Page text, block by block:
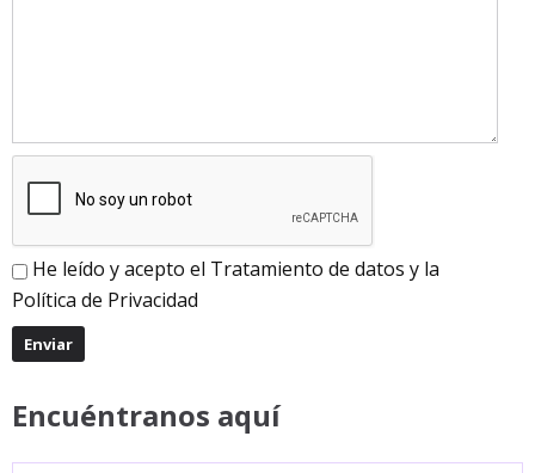
He leído y acepto el Tratamiento de datos y la
Política de Privacidad
Encuéntranos aquí